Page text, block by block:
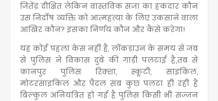
जितेंद्र दीक्षित लेकिन वास्तविक सजा का हकदार कौन
उस निर्दोष व्यक्ति को आत्महत्या के लिए उकसाने वाला
आखिर कौन? इसका निर्णय कौन और कैसे करेगा!
यह कोई पहला केस नहीं है, लॉकडाउन के समय से जब
से पुलिस ने विकास दुबे की गाड़ी पलटाई है,तब से
कानपुर पुलिस रिक्शा, स्कूटी, साइकिल,
मोटरसाइकिल और पैदल सब कुछ पलटा ही रही है
बिल्कुल अनियंत्रित हो गई है पुलिस किसी भी सज्जन